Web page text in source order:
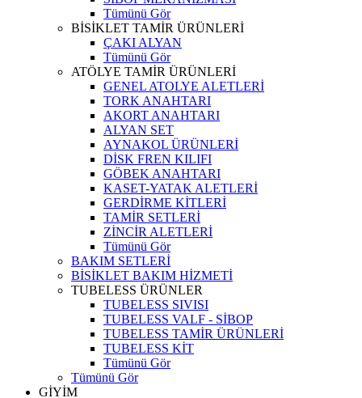
Tümünü Gör
BİSİKLET TAMİR ÜRÜNLERİ
ÇAKI ALYAN
Tümünü Gör
ATÖLYE TAMİR ÜRÜNLERİ
GENEL ATOLYE ALETLERİ
TORK ANAHTARI
AKORT ANAHTARI
ALYAN SET
AYNAKOL ÜRÜNLERİ
DİSK FREN KILIFI
GÖBEK ANAHTARI
KASET-YATAK ALETLERİ
GERDİRME KİTLERİ
TAMİR SETLERİ
ZİNCİR ALETLERİ
Tümünü Gör
BAKIM SETLERİ
BİSİKLET BAKIM HİZMETİ
TUBELESS ÜRÜNLER
TUBELESS SIVISI
TUBELESS VALF - SİBOP
TUBELESS TAMİR ÜRÜNLERİ
TUBELESS KİT
Tümünü Gör
Tümünü Gör
GİYİM